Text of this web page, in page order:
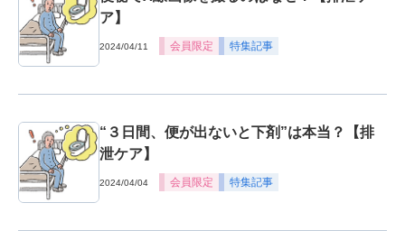
ア】
2024/04/11 会員限定 特集記事
“３日間、便が出ないと下剤”は本当？【排
泄ケア】
2024/04/04 会員限定 特集記事